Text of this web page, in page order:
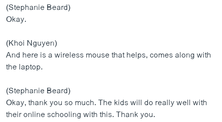
(Stephanie Beard)
Okay.
(Khoi Nguyen)
And here is a wireless mouse that helps, comes along with
the laptop.
(Stephanie Beard)
Okay, thank you so much. The kids will do really well with
their online schooling with this. Thank you.